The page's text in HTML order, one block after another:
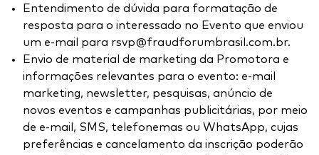
Entendimento de dúvida para formatação de
resposta para o interessado no Evento que enviou
um e-mail para rsvp@fraudforumbrasil.com.br.
Envio de material de marketing da Promotora e
informações relevantes para o evento: e-mail
marketing, newsletter, pesquisas, anúncio de
novos eventos e campanhas publicitárias, por meio
de e-mail, SMS, telefonemas ou WhatsApp, cujas
preferências e cancelamento da inscrição poderão